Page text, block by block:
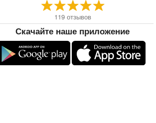
119 отзывов
Скачайте наше приложение